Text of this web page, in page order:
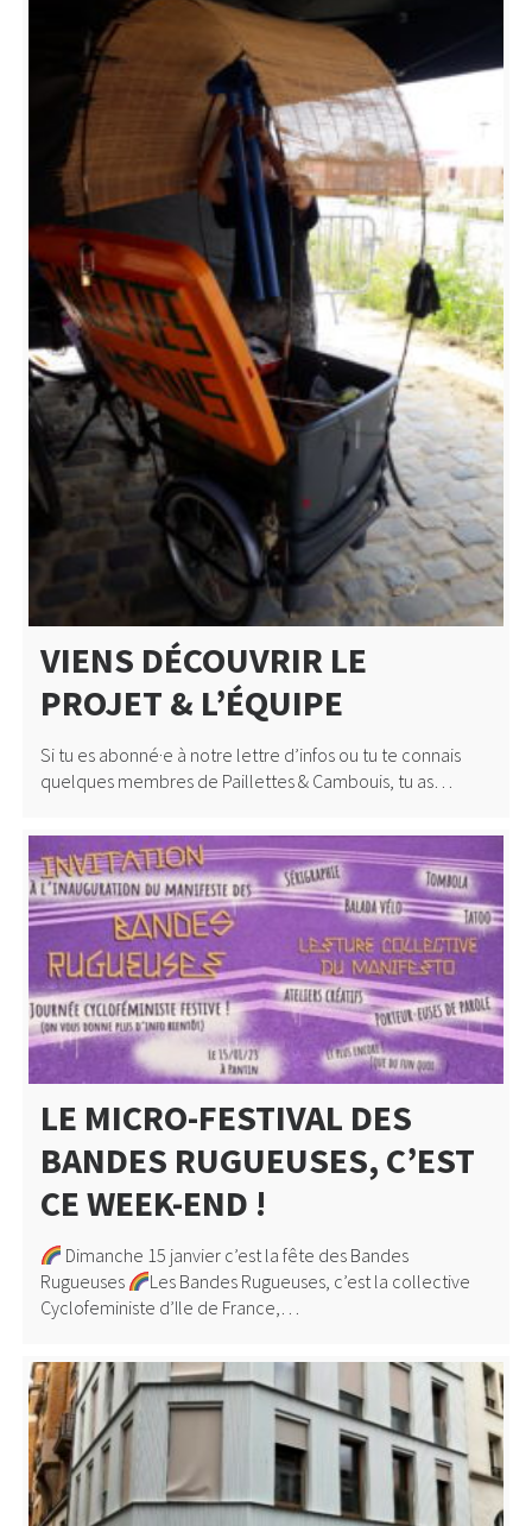
VIENS DÉCOUVRIR LE
PROJET & L’ÉQUIPE
Si tu es abonné·e à notre lettre d’infos ou tu te connais
quelques membres de Paillettes & Cambouis, tu as…
LE MICRO-FESTIVAL DES
BANDES RUGUEUSES, C’EST
CE WEEK-END !
Dimanche 15 janvier c’est la fête des Bandes
Rugueuses
Les Bandes Rugueuses, c’est la collective
Cyclofeministe d’Ile de France,…